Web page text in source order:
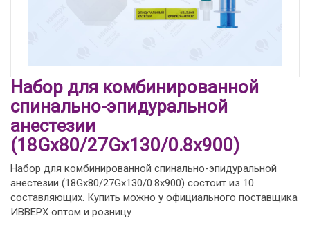
Набор для комбинированной
спинально-эпидуральной
анестезии
(18Gx80/27Gх130/0.8х900)
Набор для комбинированной спинально-эпидуральной
анестезии (18Gx80/27Gх130/0.8х900) состоит из 10
составляющих. Купить можно у официального поставщика
ИВВЕРХ оптом и розницу